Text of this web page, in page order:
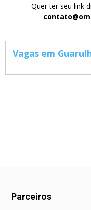
Quer ter seu link
Vagas em
Parceiros